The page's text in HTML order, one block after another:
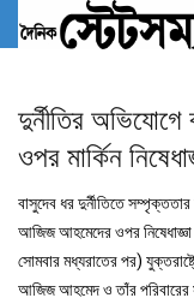
দুর্নীতির অভিযোগে
ওপর মার্কিন
বাসুদেব ধর দুর্নীতিতে
আজিজ আহমেদের ওপর নিষেধাজ্ঞা
সোমবার মধ্যরাতের পর)
আজিজ আহমেদ ও তাঁর পরিবারের